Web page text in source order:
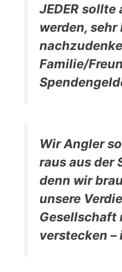
JEDER
werden,
Familie/
Wir Angler
raus aus der
denn wir
unsere
Gesellschaft
verstecken –